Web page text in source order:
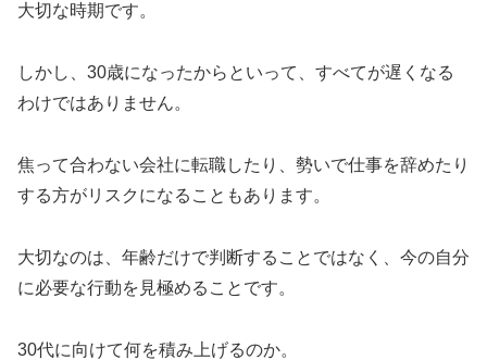
大切な時期です。
しかし、30歳になったからといって、すべてが遅くなる
わけではありません。
焦って合わない会社に転職したり、勢いで仕事を辞めたり
する方がリスクになることもあります。
大切なのは、年齢だけで判断することではなく、今の自分
に必要な行動を見極めることです。
30代に向けて何を積み上げるのか。